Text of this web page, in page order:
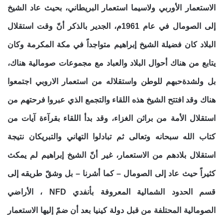
الاستعمار الأوربي ولاسيما استعمار البريطاني، بحيث عاد الشيخ
إلى الصومال في عام 1961م، الجدير بالذكر أنّ وقت استقلال
البلاد كان فضيلة الشيخ إبراهيم متواجداً في مكة المكرمة وكان
يتابع من هناك أحوال البلاد والعباد مع مجموعات صومالية هناك،
بل ولشدةحبهم للوطن واستقلاله من استعمار الاروبي اجتمعوا
هناك وقد افتتح الشيخ هذه اللقاء والتجمع الذي عبروا فرحتهم من
استقلال الأمة من براثن الغزاء، وقد بدأ اللقاء بقرآءة آيات من
كتاب الله سبحانه وتعالى ثم تبادلوا التهاني والتبريكان نتيجة
استقلال بلادهم من الاستعمار، غير أنّ الشيخ إبراهيم لم يمكث
كثيراً حيث عاد إلى الصومال – كما أشرنا – بل وشقّ طريقه إلى
قسم الحدود الشمالية المعروفة بأنفدي NFD ، الأراضي
الصومالية المحتلفة من قبل دولة كينيا بعد أن ضمّ إليها الاستعمار